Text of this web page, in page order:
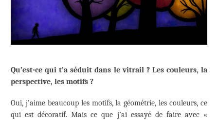
Qu’est-ce qui t’a séduit dans le vitrail ? Les couleurs, la
perspective, les motifs ?
Oui, j’aime beaucoup les motifs, la géométrie, les couleurs, ce
qui est décoratif. Mais ce que j’ai essayé de faire avec «